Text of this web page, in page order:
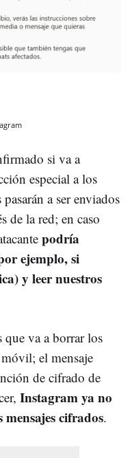
si va a
especial a los
a ser enviados
de la red; en caso
podría
ejemplo, si
y leer nuestros
va a borrar los
el mensaje
de cifrado de
Instagram ya no
cifrados.